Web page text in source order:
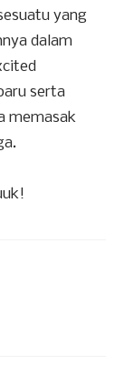
yang
dalam
serta
memasak